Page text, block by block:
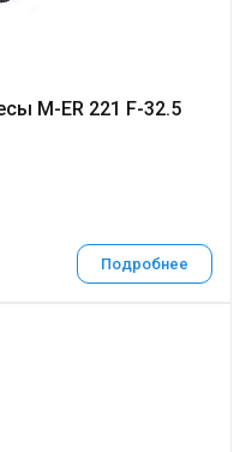
M-ER 221 F-32.5
Подробнее